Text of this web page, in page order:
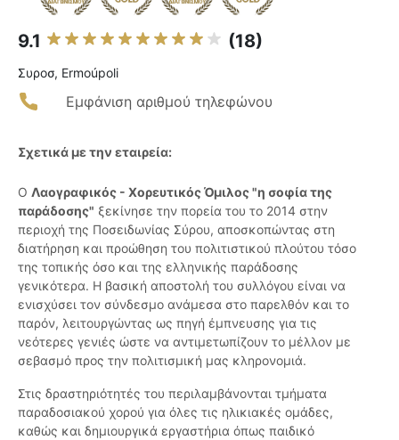
9.1 (18)
Συροσ, Ermoúpoli
Εμφάνιση αριθμού τηλεφώνου
Σχετικά με την εταιρεία:
Ο Λαογραφικός - Χορευτικός Όμιλος "η σοφία της
παράδοσης" ξεκίνησε την πορεία του το 2014 στην
περιοχή της Ποσειδωνίας Σύρου, αποσκοπώντας στη
διατήρηση και προώθηση του πολιτιστικού πλούτου τόσο
της τοπικής όσο και της ελληνικής παράδοσης
γενικότερα. Η βασική αποστολή του συλλόγου είναι να
ενισχύσει τον σύνδεσμο ανάμεσα στο παρελθόν και το
παρόν, λειτουργώντας ως πηγή έμπνευσης για τις
νεότερες γενιές ώστε να αντιμετωπίζουν το μέλλον με
σεβασμό προς την πολιτισμική μας κληρονομιά.
Στις δραστηριότητές του περιλαμβάνονται τμήματα
παραδοσιακού χορού για όλες τις ηλικιακές ομάδες,
καθώς και δημιουργικά εργαστήρια όπως παιδικό